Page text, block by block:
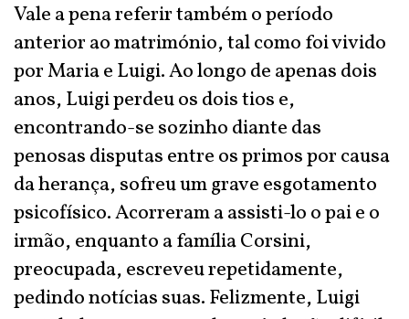
Vale a pena referir também o período
anterior ao matrimónio, tal como foi vivido
por Maria e Luigi. Ao longo de apenas dois
anos, Luigi perdeu os dois tios e,
encontrando-se sozinho diante das
penosas disputas entre os primos por causa
da herança, sofreu um grave esgotamento
psicofísico. Acorreram a assisti-lo o pai e o
irmão, enquanto a família Corsini,
preocupada, escreveu repetidamente,
pedindo notícias suas. Felizmente, Luigi